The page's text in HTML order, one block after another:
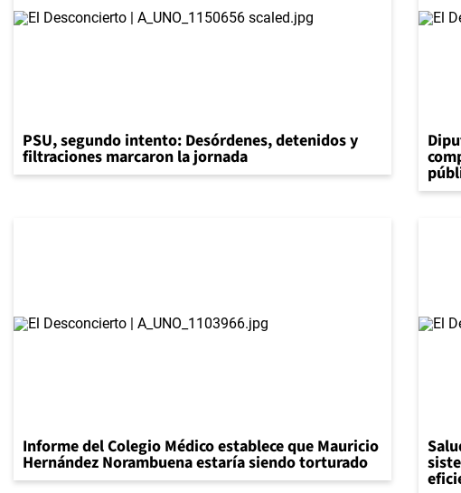
PSU, segundo intento: Desórdenes, detenidos y
filtraciones marcaron la jornada
Informe del Colegio Médico establece que Mauricio
Hernández Norambuena estaría siendo torturado